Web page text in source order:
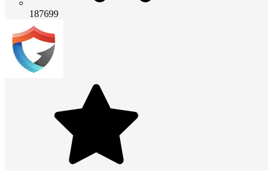
187699